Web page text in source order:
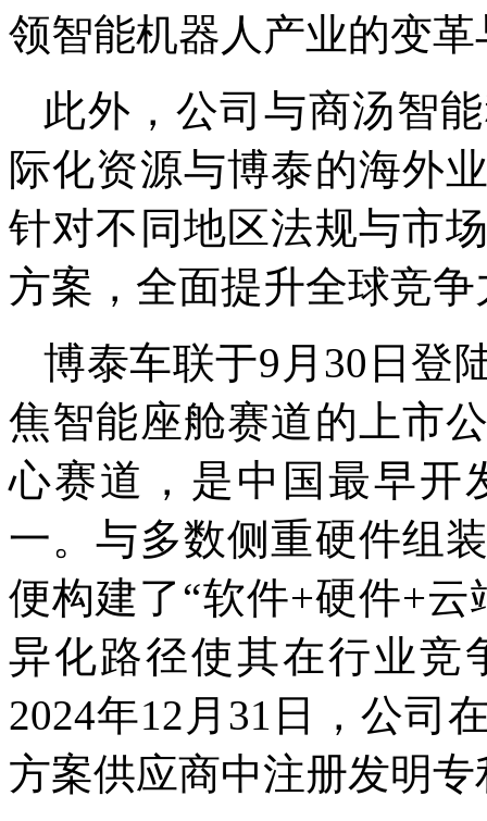
领智能机器人产业的变
此外，公司与商汤智
际化资源与博泰的海外
针对不同地区法规与市
方案，全面提升全球竞争
博泰车联于9月30日登
焦智能座舱赛道的上市
心赛道，是中国最早开
一。与多数侧重硬件组
便构建了“软件+硬件+
异化路径使其在行业竞
2024年12月31日，公司
方案供应商中注册发明